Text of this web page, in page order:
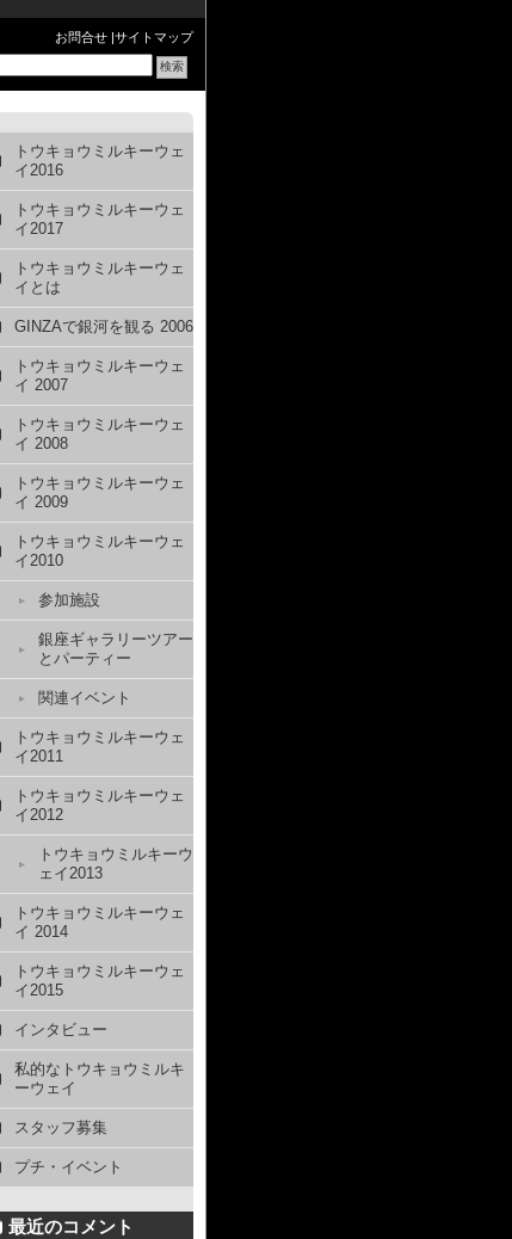
お問合せ |サイトマップ
トウキョウミルキーウェ
イ2016
トウキョウミルキーウェ
イ2017
トウキョウミルキーウェ
イとは
GINZAで銀河を観る 2006
トウキョウミルキーウェ
イ 2007
トウキョウミルキーウェ
イ 2008
トウキョウミルキーウェ
イ 2009
トウキョウミルキーウェ
イ2010
参加施設
銀座ギャラリーツアー
とパーティー
関連イベント
トウキョウミルキーウェ
イ2011
トウキョウミルキーウェ
イ2012
トウキョウミルキーウ
ェイ2013
トウキョウミルキーウェ
イ 2014
トウキョウミルキーウェ
イ2015
インタビュー
私的なトウキョウミルキ
ーウェイ
スタッフ募集
プチ・イベント
最近のコメント